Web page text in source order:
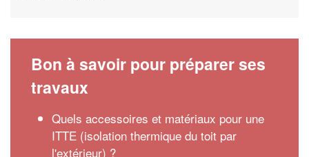
Bon à savoir pour préparer ses
travaux
Quels accessoires et matériaux pour une
ITTE (isolation thermique du toit par
l'extérieur) ?